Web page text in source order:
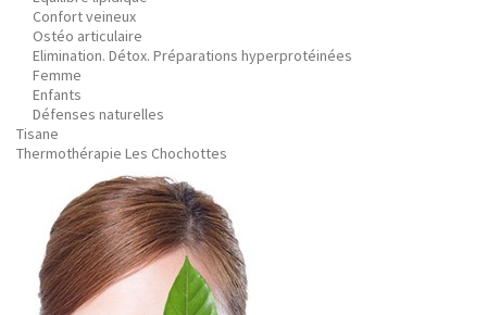
Confort veineux
Ostéo articulaire
Elimination. Détox. Préparations hyperprotéinées
Femme
Enfants
Défenses naturelles
Tisane
Thermothérapie Les Chochottes